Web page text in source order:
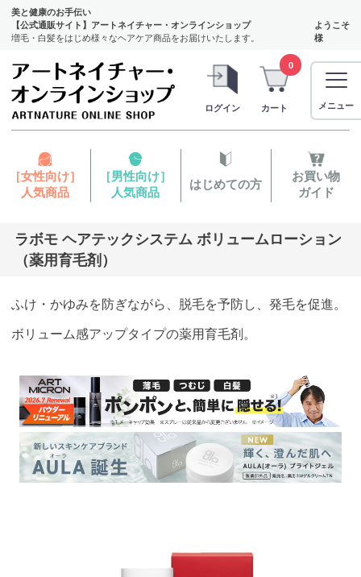
美と健康のお手伝い
【公式通販サイト】アートネイチャー・オンラインショップ
増毛・白髪をはじめ様々なヘアケア商品をお届けいたします。
ようこそ
様
ログイン
0
カート メニュー
［女性向け］
人気商品
［男性向け］
人気商品
はじめての方
お買い物
ガイド
ラボモ ヘアテックシステム ボリュームローション
（薬用育毛剤）
ふけ・かゆみを防ぎながら、脱毛を予防し、発毛を促進。
ボリューム感アップタイプの薬用育毛剤。